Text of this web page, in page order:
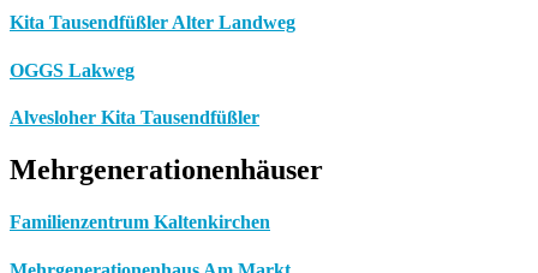
Kita Tausendfüßler Alter Landweg
OGGS Lakweg
Alvesloher Kita Tausendfüßler
Mehrgenerationenhäuser
Familienzentrum Kaltenkirchen